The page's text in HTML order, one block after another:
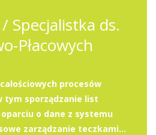
Specjalistka ds.
Płacowych
procesów
tym sporządzanie list
o dane z systemu
zarządzanie teczkami...